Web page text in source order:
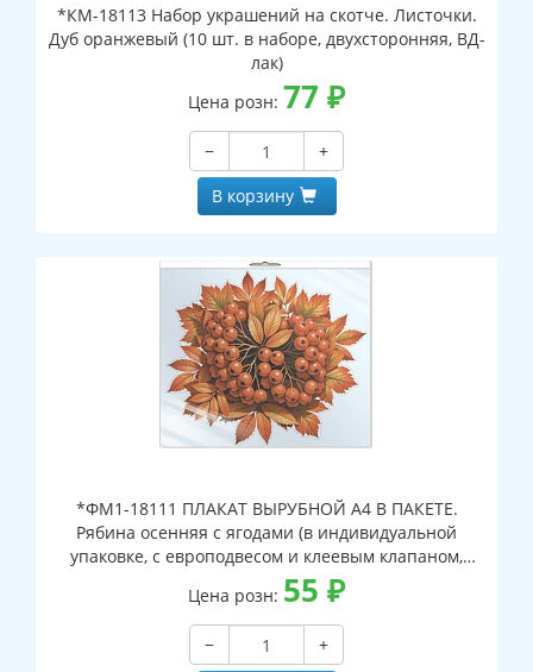
*КМ-18113 Набор украшений на скотче. Листочки.
Дуб оранжевый (10 шт. в наборе, двухсторонняя, ВД-
лак)
Цена розн: 77 ₽
−
+
В корзину
*ФМ1-18111 ПЛАКАТ ВЫРУБНОЙ А4 В ПАКЕТЕ.
Рябина осенняя с ягодами (в индивидуальной
упаковке, с европодвесом и клеевым клапаном,
двухсторонний, ВД-лак)
Цена розн: 55 ₽
−
+